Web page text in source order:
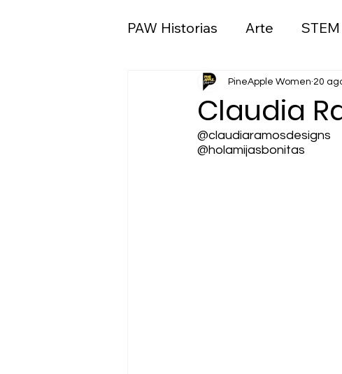
PAW Historias Arte STEM
Ciencias sociales y política
Medios de comunicación
Claudia
PineApple Women 20
@claudiaramosdesigns
@holamijasbonitas